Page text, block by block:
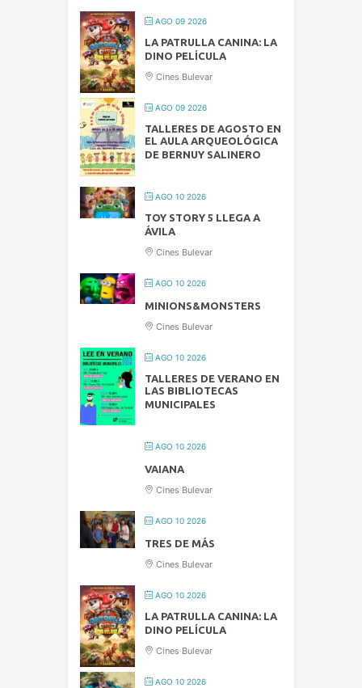
AGO 09 2026
LA PATRULLA CANINA: LA
DINO PELÍCULA
Cines Bulevar
AGO 09 2026
TALLERES DE AGOSTO EN
EL AULA ARQUEOLÓGICA
DE BERNUY SALINERO
AGO 10 2026
TOY STORY 5 LLEGA A
ÁVILA
Cines Bulevar
AGO 10 2026
MINIONS&MONSTERS
Cines Bulevar
AGO 10 2026
TALLERES DE VERANO EN
LAS BIBLIOTECAS
MUNICIPALES
AGO 10 2026
VAIANA
Cines Bulevar
AGO 10 2026
TRES DE MÁS
Cines Bulevar
AGO 10 2026
LA PATRULLA CANINA: LA
DINO PELÍCULA
Cines Bulevar
AGO 10 2026